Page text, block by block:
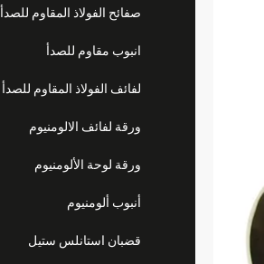
صفائح الفولاذ المقاوم للصدأ
انبوب مقاوم للصدأ
لفائف الفولاذ المقاوم للصدأ
ورقة لفائف الالومنيوم
ورقة لوحة الألومنيوم
أنبوب ألومنيوم
قضبان استانلس ستيل